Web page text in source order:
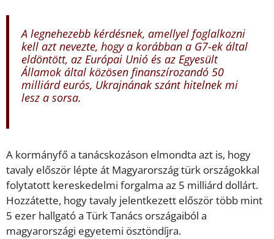
A legnehezebb kérdésnek, amellyel foglalkozni
kell azt nevezte, hogy a korábban a G7-ek által
eldöntött, az Európai Unió és az Egyesült
Államok által közösen finanszírozandó 50
milliárd eurós, Ukrajnának szánt hitelnek mi
lesz a sorsa.
A kormányfő a tanácskozáson elmondta azt is, hogy
tavaly először lépte át Magyarország türk országokkal
folytatott kereskedelmi forgalma az 5 milliárd dollárt.
Hozzátette, hogy tavaly jelentkezett először több mint
5 ezer hallgató a Türk Tanács országaiból a
magyarországi egyetemi ösztöndíjra.